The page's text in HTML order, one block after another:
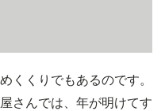
くくりでもあるのです。
さんでは、年が明けてす